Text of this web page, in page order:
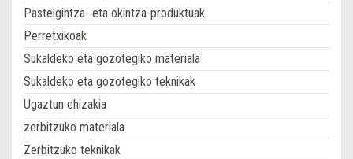
Pastelgintza- eta okintza-produktuak
Perretxikoak
Sukaldeko eta gozotegiko materiala
Sukaldeko eta gozotegiko teknikak
Ugaztun ehizakia
zerbitzuko materiala
Zerbitzuko teknikak